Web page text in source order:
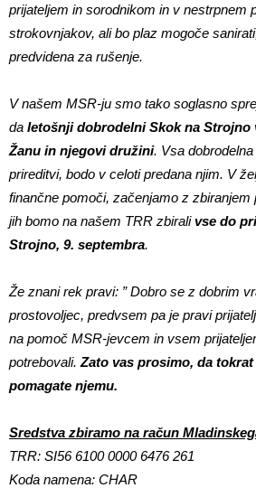
prijateljem in sorodnikom in v nestrpnem
strokovnjakov, ali bo plaz mogoče
predvidena za rušenje.
V našem MSR-ju smo tako soglasno
da letošnji dobrodelni Skok na Strojno
Žanu in njegovi družini. Vsa
prireditvi, bodo v celoti predana njim. V
finančne pomoči, začenjamo z
jih bomo na našem TRR zbiralivse do
Strojno, 9. septembra.
Že znani rek pravi: ” Dobro se z dobrim
prostovoljec, predvsem pa je pravi
na pomoč MSR-jevcem in vsem
potrebovali. Zato vas prosimo, da
pomagate njemu.
Sredstva zbiramo na račun
TRR: SI56 6100 0000 6476 261
Koda namena: CHAR